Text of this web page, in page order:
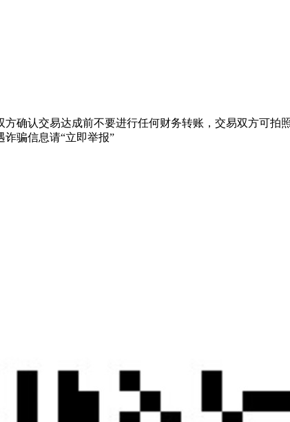
确认交易达成前不要进行任何财务转账，交易双方可
骗信息请“立即举报”